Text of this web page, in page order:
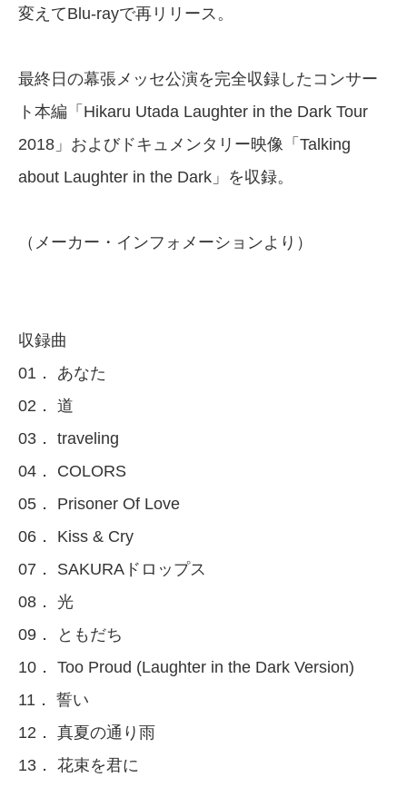
変えてBlu-rayで再リリース。
最終日の幕張メッセ公演を完全収録したコンサー
ト本編「Hikaru Utada Laughter in the Dark Tour
2018」およびドキュメンタリー映像「Talking
about Laughter in the Dark」を収録。
（メーカー・インフォメーションより）
収録曲
01． あなた
02． 道
03． traveling
04． COLORS
05． Prisoner Of Love
06． Kiss & Cry
07． SAKURAドロップス
08． 光
09． ともだち
10． Too Proud (Laughter in the Dark Version)
11． 誓い
12． 真夏の通り雨
13． 花束を君に